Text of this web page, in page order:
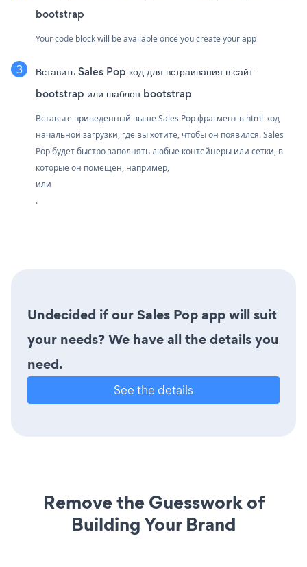
bootstrap
Your code block will be available once you create your app
Вставить Sales Pop код для встраивания в сайт
bootstrap или шаблон bootstrap
Вставьте приведенный выше Sales Pop фрагмент в html-код
начальной загрузки, где вы хотите, чтобы он появился. Sales
Pop будет быстро заполнять любые контейнеры или сетки, в
которые он помещен, например,
или
.
Undecided if our Sales Pop app will suit
your needs? We have all the details you
need.
See the details
Remove the Guesswork of
Building Your Brand